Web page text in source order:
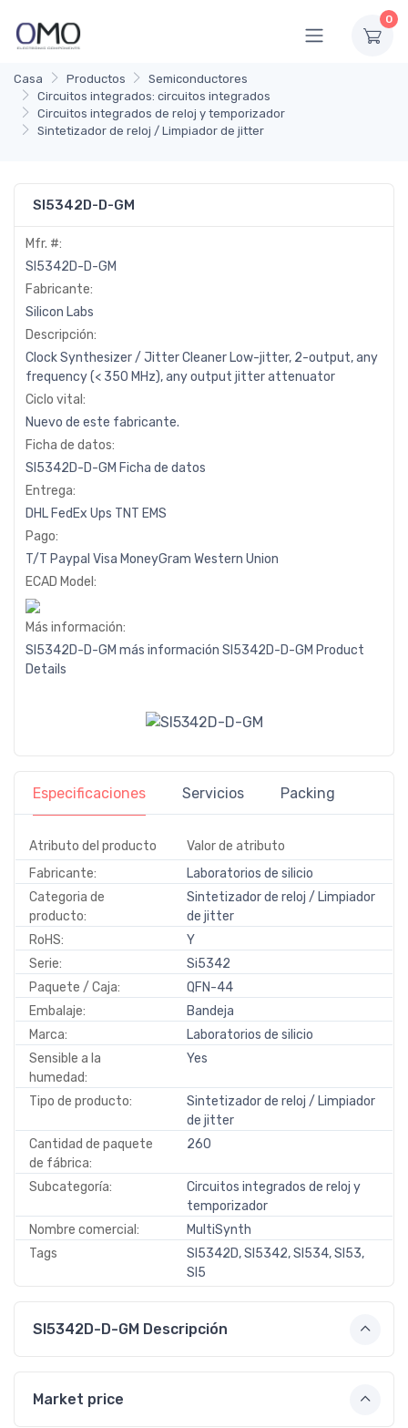
0
Casa Productos
Semiconductores
Circuitos integrados: circuitos integrados
Circuitos integrados de reloj y temporizador
Sintetizador de reloj / Limpiador de jitter
SI5342D-D-GM
Mfr. #:
SI5342D-D-GM
Fabricante:
Silicon Labs
Descripción:
Clock Synthesizer / Jitter Cleaner Low-jitter, 2-output, any
frequency (< 350 MHz), any output jitter attenuator
Ciclo vital:
Nuevo de este fabricante.
Ficha de datos:
SI5342D-D-GM Ficha de datos
Entrega:
DHL FedEx Ups TNT EMS
Pago:
T/T Paypal Visa MoneyGram Western Union
ECAD Model:
Más información:
SI5342D-D-GM más información SI5342D-D-GM Product
Details
Especificaciones Servicios Packing
Atributo del producto
Valor de atributo
Fabricante:
Laboratorios de silicio
Categoria de
producto:
Sintetizador de reloj / Limpiador
de jitter
RoHS:
Y
Serie:
Si5342
Paquete / Caja:
QFN-44
Embalaje:
Bandeja
Marca:
Laboratorios de silicio
Sensible a la
humedad:
Yes
Tipo de producto:
Sintetizador de reloj / Limpiador
de jitter
Cantidad de paquete
de fábrica:
260
Subcategoría:
Circuitos integrados de reloj y
temporizador
Nombre comercial:
MultiSynth
Tags
SI5342D, SI5342, SI534, SI53,
SI5
SI5342D-D-GM Descripción
Market price